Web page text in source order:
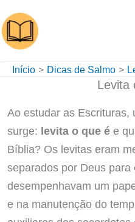
para
o
conteúdo
Início Dicas de Salmo
Levita
Ao estudar as Escrituras,
surge: levita o que ée
Bíblia? Os levitas eram
separados por Deus
desempenhavam um
e na manutenção do